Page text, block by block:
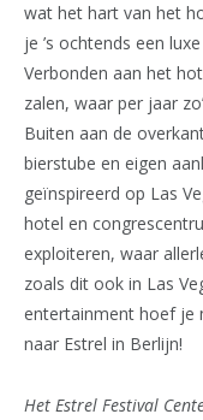
wat het hart van het
je ’s ochtends een
Verbonden aan het
zalen, waar per jaar
Buiten aan de
bierstube en eigen
geïnspireerd op Las
hotel en
exploiteren, waar
zoals dit ook in Las
entertainment hoef je
naar Estrel in Berlijn!
Het Estrel Festival